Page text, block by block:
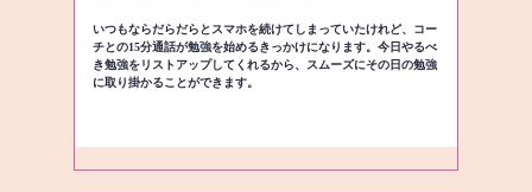
いつもならだらだらとスマホを続けてしまっていたけれど、コー
チとの15分通話が勉強を始めるきっかけになります。今日やるべ
き勉強をリストアップしてくれるから、スムーズにその日の勉強
に取り掛かることができます。